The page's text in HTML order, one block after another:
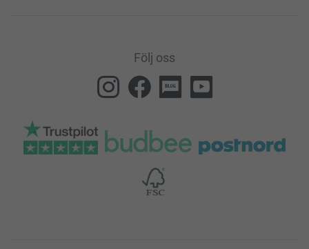
Följ oss